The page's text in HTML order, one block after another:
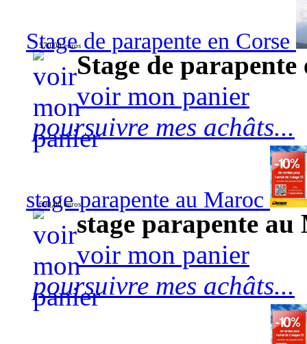
Stage de parapente en Corse
570,00 euros
Stage de
voir mon panier
poursuivre mes achâts...
stage parapente au Maroc
690,00 euros
stage parapente
voir mon panier
poursuivre mes achâts...